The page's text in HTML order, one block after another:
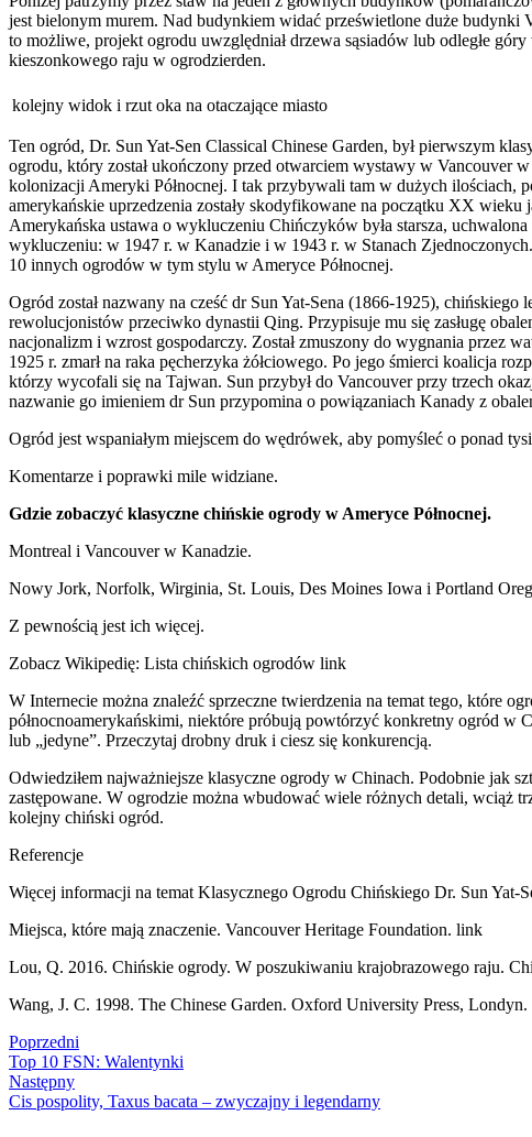
jest bielonym murem. Nad budynkiem widać prześwietlone duże budynki
to możliwe, projekt ogrodu uwzględniał drzewa sąsiadów lub odległe
kieszonkowego raju w ogrodzierden.
kolejny widok i rzut oka na otaczające miasto
Ten ogród, Dr. Sun Yat-Sen Classical Chinese Garden, był pierwszym
ogrodu, który został ukończony przed otwarciem wystawy w Vancouver
kolonizacji Ameryki Północnej. I tak przybywali tam w dużych ilościach,
amerykańskie uprzedzenia zostały skodyfikowane na początku XX
Amerykańska ustawa o wykluczeniu Chińczyków była starsza,
wykluczeniu: w 1947 r. w Kanadzie i w 1943 r. w Stanach
10 innych ogrodów w tym stylu w Ameryce Północnej.
Ogród został nazwany na cześć dr Sun Yat-Sena (1866-1925),
rewolucjonistów przeciwko dynastii Qing. Przypisuje mu się zasługę
nacjonalizm i wzrost gospodarczy. Został zmuszony do wygnania przez
1925 r. zmarł na raka pęcherzyka żółciowego. Po jego śmierci koalicja
którzy wycofali się na Tajwan. Sun przybył do Vancouver przy trzech
nazwanie go imieniem dr Sun przypomina o powiązaniach Kanady z
Ogród jest wspaniałym miejscem do wędrówek, aby pomyśleć o ponad
Komentarze i poprawki mile widziane.
Gdzie zobaczyć klasyczne chińskie ogrody w Ameryce Północnej.
Montreal i Vancouver w Kanadzie.
Nowy Jork, Norfolk, Wirginia, St. Louis, Des Moines Iowa i Portland
Z pewnością jest ich więcej.
Zobacz Wikipedię: Lista chińskich ogrodów link
W Internecie można znaleźć sprzeczne twierdzenia na temat tego, które
północnoamerykańskimi, niektóre próbują powtórzyć konkretny ogród w
lub „jedyne”. Przeczytaj drobny druk i ciesz się konkurencją.
Odwiedziłem najważniejsze klasyczne ogrody w Chinach. Podobnie jak
zastępowane. W ogrodzie można wbudować wiele różnych detali, wciąż
kolejny chiński ogród.
Referencje
Więcej informacji na temat Klasycznego Ogrodu Chińskiego Dr. Sun Yat-
Miejsca, które mają znaczenie. Vancouver Heritage Foundation. link
Lou, Q. 2016. Chińskie ogrody. W poszukiwaniu krajobrazowego raju.
Wang, J. C. 1998. The Chinese Garden. Oxford University Press, Londyn.
Poprzedni
Top 10 FSN: Walentynki
Następny
Cis pospolity, Taxus bacata – zwyczajny i legendarny